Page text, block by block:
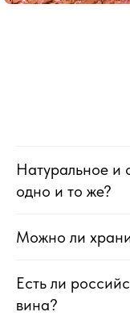
Натуральное и
одно и то же?
Можно ли
Есть ли
вина?